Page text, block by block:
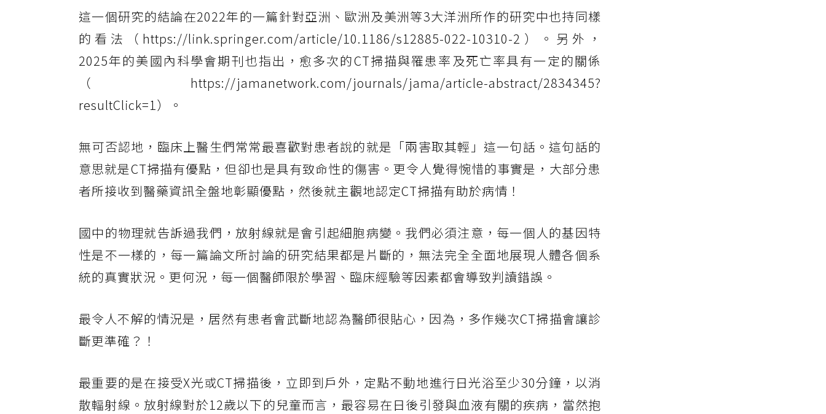
這一個研究的結論在2022年的一篇針對亞洲、歐洲及美洲等3大洋洲所作的研究中也持同樣
的看法（https://link.springer.com/article/10.1186/s12885-022-10310-2）。另外，
2025年的美國內科學會期刊也指出，愈多次的CT掃描與罹患率及死亡率具有一定的關係
（https://jamanetwork.com/journals/jama/article-abstract/2834345?
resultClick=1）。
無可否認地，臨床上醫生們常常最喜歡對患者說的就是「兩害取其輕」這一句話。這句話的
意思就是CT掃描有優點，但卻也是具有致命性的傷害。更令人覺得惋惜的事實是，大部分患
者所接收到醫藥資訊全盤地彰顯優點，然後就主觀地認定CT掃描有助於病情！
國中的物理就告訴過我們，放射線就是會引起細胞病變。我們必須注意，每一個人的基因特
性是不一樣的，每一篇論文所討論的研究結果都是片斷的，無法完全全面地展現人體各個系
統的真實狀況。更何況，每一個醫師限於學習、臨床經驗等因素都會導致判讀錯誤。
最令人不解的情況是，居然有患者會武斷地認為醫師很貼心，因為，多作幾次CT掃描會讓診
斷更準確？！
最重要的是在接受X光或CT掃描後，立即到戶外，定點不動地進行日光浴至少30分鐘，以消
散輻射線。放射線對於12歲以下的兒童而言，最容易在日後引發與血液有關的疾病，當然抱